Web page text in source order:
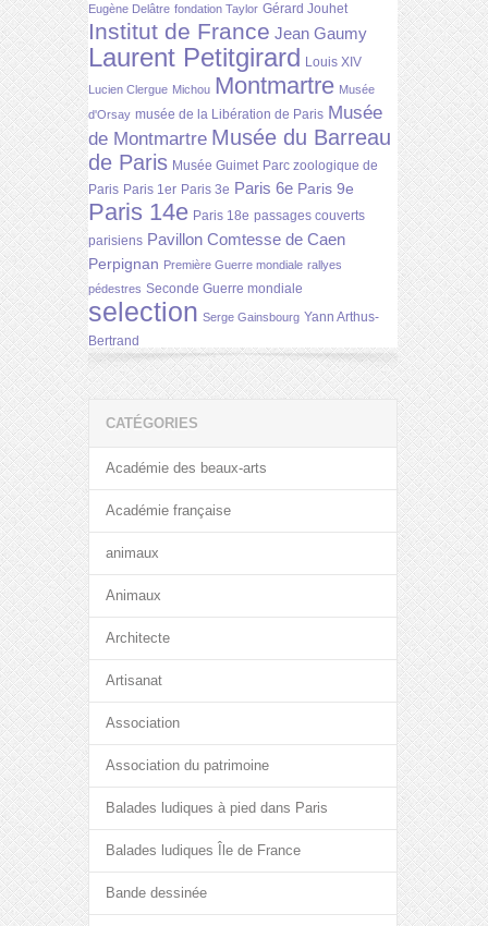
Eugène Delâtre fondation Taylor Gérard Jouhet
Institut de France Jean Gaumy
Laurent Petitgirard Louis XIV
Lucien Clergue Michou Montmartre Musée
d'Orsay musée de la Libération de Paris Musée
de Montmartre Musée du Barreau
de Paris Musée Guimet Parc zoologique de
Paris Paris 1er Paris 3e Paris 6e Paris 9e
Paris 14e Paris 18e passages couverts
parisiens Pavillon Comtesse de Caen
Perpignan Première Guerre mondiale rallyes
pédestres Seconde Guerre mondiale
selection Serge Gainsbourg Yann Arthus-
Bertrand
CATÉGORIES
Académie des beaux-arts
Académie française
animaux
Animaux
Architecte
Artisanat
Association
Association du patrimoine
Balades ludiques à pied dans Paris
Balades ludiques Île de France
Bande dessinée